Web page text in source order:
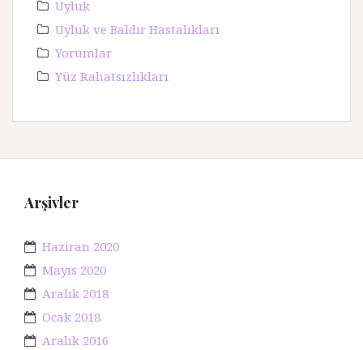
Uyluk
Uyluk ve Baldır Hastalıkları
Yorumlar
Yüz Rahatsızlıkları
Arşivler
Haziran 2020
Mayıs 2020
Aralık 2018
Ocak 2018
Aralık 2016